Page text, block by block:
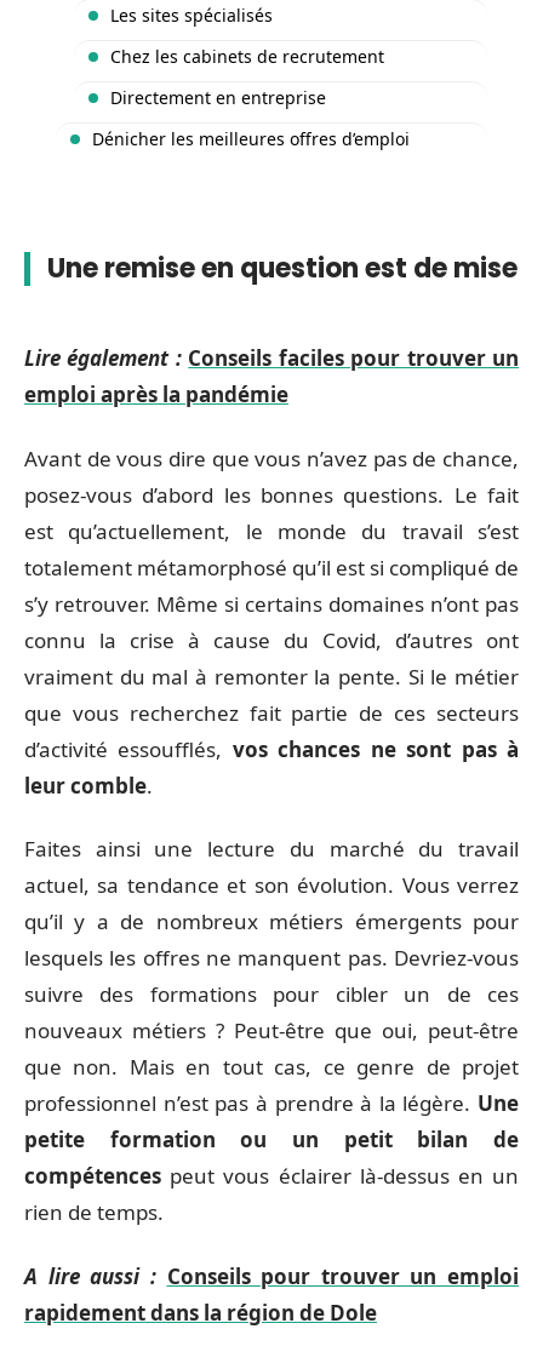
Les sites spécialisés
Chez les cabinets de recrutement
Directement en entreprise
Dénicher les meilleures offres d’emploi
Une remise en question est de mise
Lire également : Conseils faciles pour trouver un
emploi après la pandémie
Avant de vous dire que vous n’avez pas de chance,
posez-vous d’abord les bonnes questions. Le fait
est qu’actuellement, le monde du travail s’est
totalement métamorphosé qu’il est si compliqué de
s’y retrouver. Même si certains domaines n’ont pas
connu la crise à cause du Covid, d’autres ont
vraiment du mal à remonter la pente. Si le métier
que vous recherchez fait partie de ces secteurs
d’activité essoufflés, vos chances ne sont pas à
leur comble.
Faites ainsi une lecture du marché du travail
actuel, sa tendance et son évolution. Vous verrez
qu’il y a de nombreux métiers émergents pour
lesquels les offres ne manquent pas. Devriez-vous
suivre des formations pour cibler un de ces
nouveaux métiers ? Peut-être que oui, peut-être
que non. Mais en tout cas, ce genre de projet
professionnel n’est pas à prendre à la légère. Une
petite formation ou un petit bilan de
compétences peut vous éclairer là-dessus en un
rien de temps.
A lire aussi : Conseils pour trouver un emploi
rapidement dans la région de Dole